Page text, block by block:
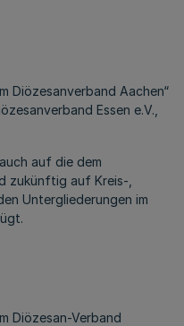
Diözesanverband Aachen“
Essen e.V.,
auf die dem
zukünftig auf Kreis-,
Untergliederungen im
Diözesan-Verband